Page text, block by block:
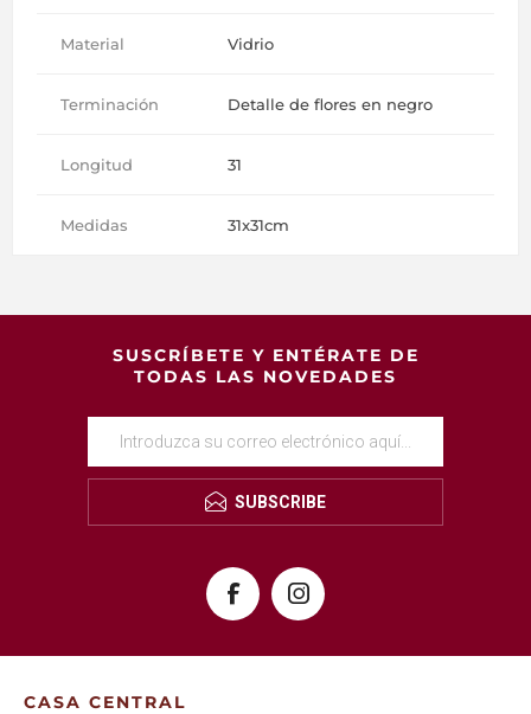
Material Vidrio
Terminación Detalle de flores en negro
Longitud 31
Medidas 31x31cm
SUSCRÍBETE Y ENTÉRATE DE
TODAS LAS NOVEDADES
SUBSCRIBE
CASA CENTRAL